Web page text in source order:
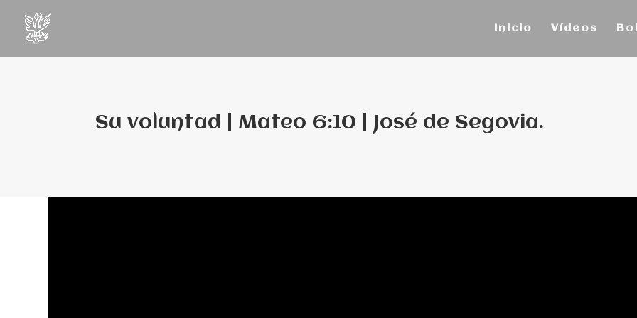
Inicio Vídeos
Su voluntad | Mateo 6:10 | José de Segovia.